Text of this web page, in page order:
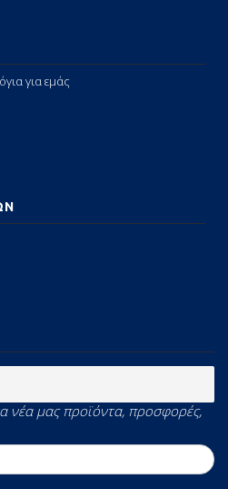
για εμάς
νέα μας προϊόντα, προσφορές,